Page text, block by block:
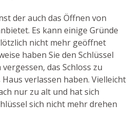
der auch das Öffnen von
Es kann einige Gründe
nicht mehr geöffnet
haben Sie den Schlüssel
das Schloss zu
verlassen haben. Vielleicht
nur zu alt und hat sich
sich nicht mehr drehen